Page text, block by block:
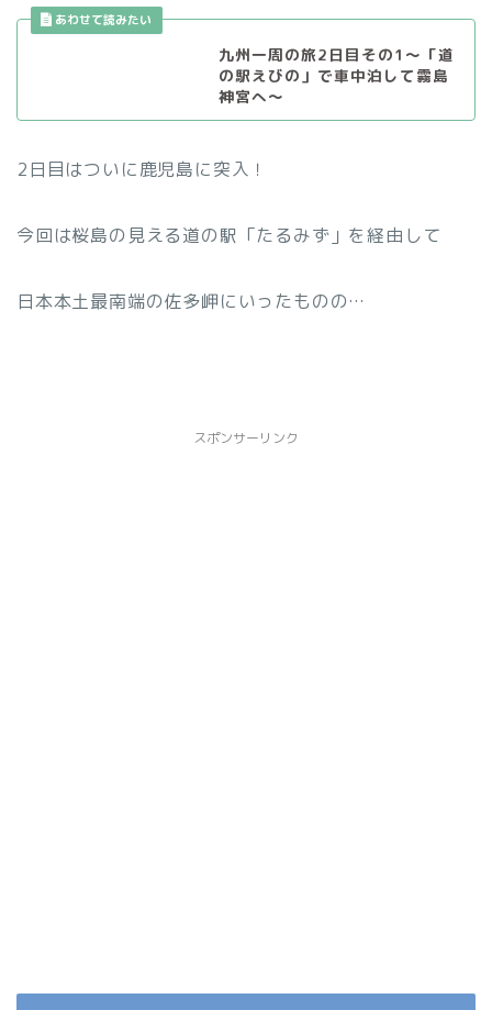
九州一周の旅2日目その1〜「道
の駅えびの」で車中泊して霧島
神宮へ〜
2日目はついに鹿児島に突入！
今回は桜島の見える道の駅「たるみず」を経由して
日本本土最南端の佐多岬にいったものの…
スポンサーリンク